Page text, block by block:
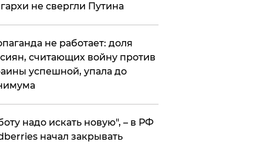
не свергли Путина
не работает: доля
считающих войну против
успешной, упала до
надо искать новую", – в РФ
начал закрывать